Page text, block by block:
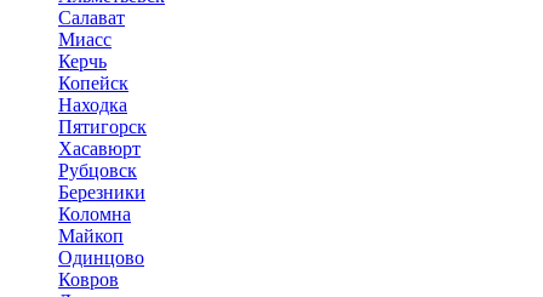
Салават
Миасс
Керчь
Копейск
Находка
Пятигорск
Хасавюрт
Рубцовск
Березники
Коломна
Майкоп
Одинцово
Ковров